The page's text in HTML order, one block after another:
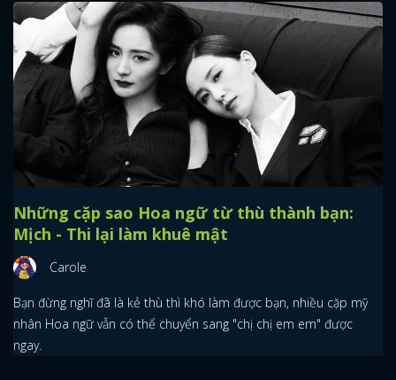
Những cặp sao Hoa ngữ từ thù thành bạn:
Mịch - Thi lại làm khuê mật
Carole
Bạn đừng nghĩ đã là kẻ thù thì khó làm được bạn, nhiều cặp mỹ
nhân Hoa ngữ vẫn có thể chuyển sang "chị chị em em" được
ngay.